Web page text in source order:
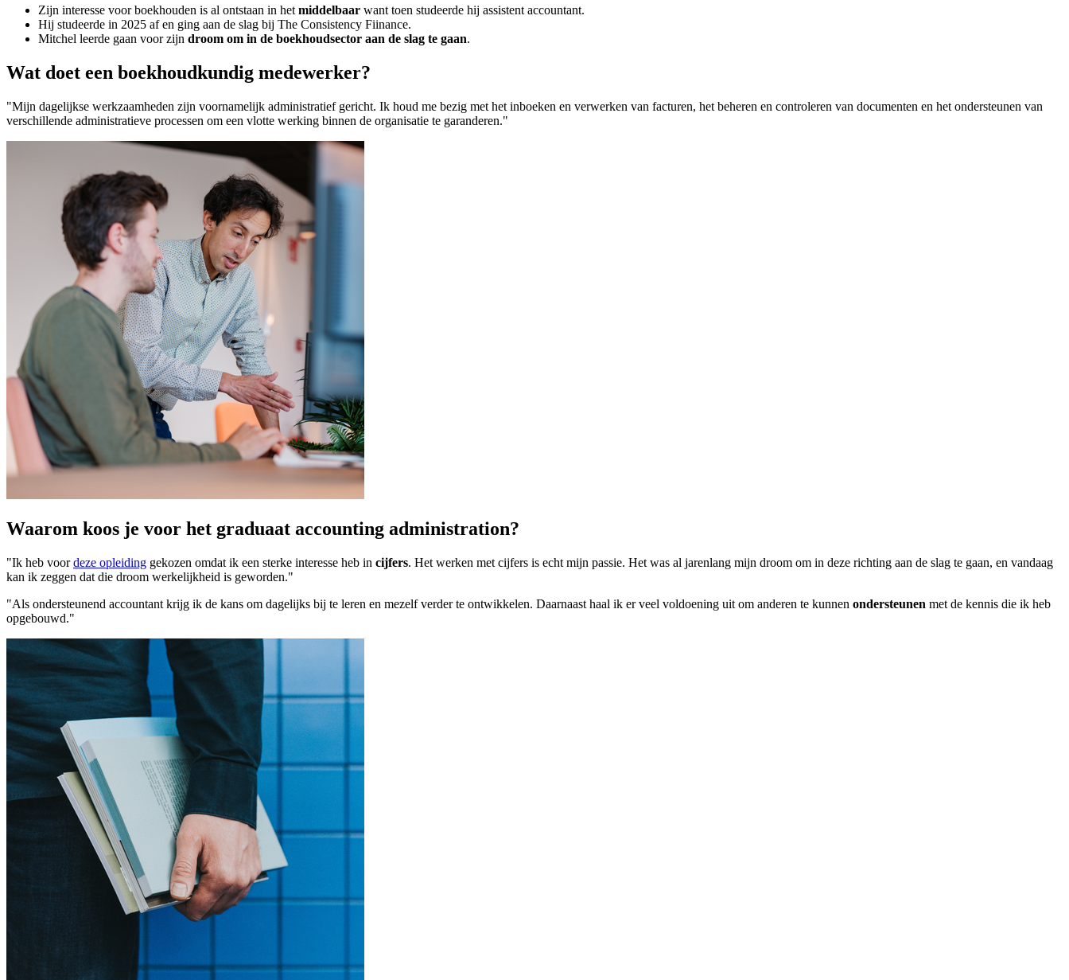
Zijn interesse voor boekhouden is al ontstaan in hetmiddelbaar want toen studeerde hij assistent accountant.
Hij studeerde in 2025 af en ging aan de slag bij The Consistency Fiinance.
Mitchel leerde gaan voor zijn droom om in de boekhoudsector aan de slag te gaan.
Wat doet een boekhoudkundig medewerker?
"Mijn dagelijkse werkzaamheden zijn voornamelijk administratief gericht. Ik houd me bezig met het inboeken en verwerken van facturen, het beheren en controleren van documenten en het ondersteunen van
verschillende administratieve processen om een vlotte werking binnen de organisatie te garanderen."
Waarom koos je voor het graduaat accounting administration?
"Ik heb voordeze opleiding gekozen omdat ik een sterke interesse heb in cijfers. Het werken met cijfers is echt mijn passie. Het was al jarenlang mijn droom om in deze richting aan de slag te gaan, en vandaag
kan ik zeggen dat die droom werkelijkheid is geworden."
"Als ondersteunend accountant krijg ik de kans om dagelijks bij te leren en mezelf verder te ontwikkelen. Daarnaast haal ik er veel voldoening uit om anderen te kunnen ondersteunen met de kennis die ik heb
opgebouwd."